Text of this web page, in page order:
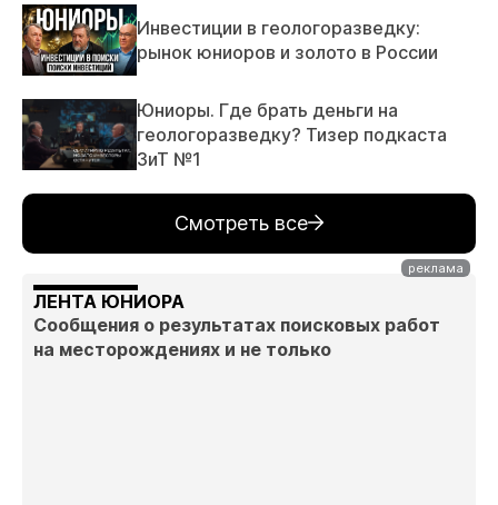
Инвестиции в геологоразведку:
рынок юниоров и золото в России
Юниоры. Где брать деньги на
геологоразведку? Тизер подкаста
ЗиТ №1
Смотреть все
ЛЕНТА ЮНИОРА
Сообщения о результатах поисковых работ
на месторождениях и не только